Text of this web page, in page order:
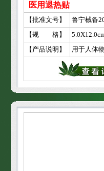
医用退热贴
【批准文号】
鲁宁械备
【规 格】
【产品说明】